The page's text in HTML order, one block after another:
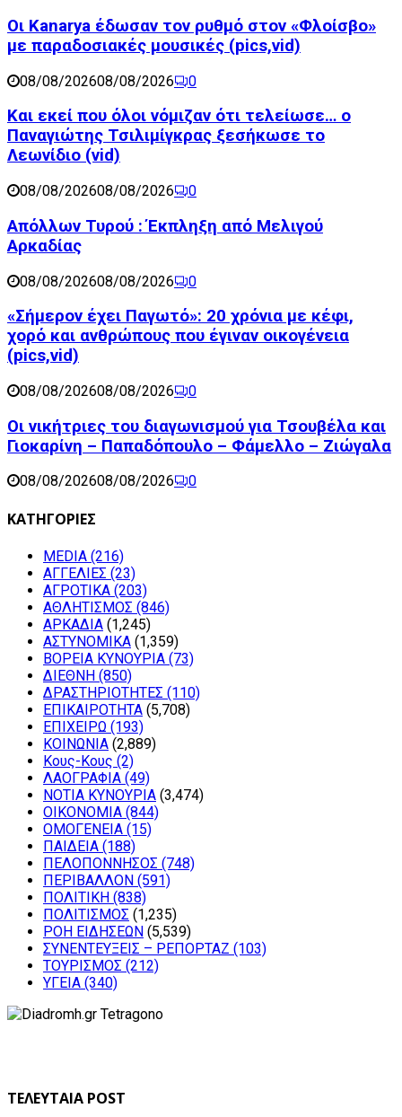
Οι Kanarya έδωσαν τον ρυθμό στον «Φλοίσβο»
με παραδοσιακές μουσικές (pics,vid)
08/08/202608/08/2026 0
Και εκεί που όλοι νόμιζαν ότι τελείωσε… ο
Παναγιώτης Τσιλιμίγκρας ξεσήκωσε το
Λεωνίδιο (vid)
08/08/202608/08/2026 0
Απόλλων Τυρού : Έκπληξη από Μελιγού
Αρκαδίας
08/08/202608/08/2026 0
«Σήμερον έχει Παγωτό»: 20 χρόνια με κέφι,
χορό και ανθρώπους που έγιναν οικογένεια
(pics,vid)
08/08/202608/08/2026 0
Οι νικήτριες του διαγωνισμού για Τσουβέλα και
Γιοκαρίνη – Παπαδόπουλο – Φάμελλο – Ζιώγαλα
08/08/202608/08/2026 0
ΚΑΤΗΓΟΡΙΕΣ
MEDIA (216)
ΑΓΓΕΛΙΕΣ (23)
ΑΓΡΟΤΙΚΑ (203)
ΑΘΛΗΤΙΣΜΟΣ (846)
ΑΡΚΑΔΙΑ (1,245)
ΑΣΤΥΝΟΜΙΚΑ (1,359)
ΒΟΡΕΙΑ ΚΥΝΟΥΡΙΑ (73)
ΔΙΕΘΝΗ (850)
ΔΡΑΣΤΗΡΙΟΤΗΤΕΣ (110)
ΕΠΙΚΑΙΡΟΤΗΤΑ (5,708)
ΕΠΙΧΕΙΡΩ (193)
ΚΟΙΝΩΝΙΑ (2,889)
Κους-Κους (2)
ΛΑΟΓΡΑΦΙΑ (49)
ΝΟΤΙΑ ΚΥΝΟΥΡΙΑ (3,474)
ΟΙΚΟΝΟΜΙΑ (844)
ΟΜΟΓΕΝΕΙΑ (15)
ΠΑΙΔΕΙΑ (188)
ΠΕΛΟΠΟΝΝΗΣΟΣ (748)
ΠΕΡΙΒΑΛΛΟΝ (591)
ΠΟΛΙΤΙΚΗ (838)
ΠΟΛΙΤΙΣΜΟΣ (1,235)
ΡΟΗ ΕΙΔΗΣΕΩΝ (5,539)
ΣΥΝΕΝΤΕΥΞΕΙΣ – ΡΕΠΟΡΤΑΖ (103)
ΤΟΥΡΙΣΜΟΣ (212)
ΥΓΕΙΑ (340)
ΤΕΛΕΥΤΑΙΑ POST